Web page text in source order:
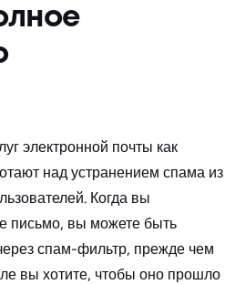
электронной почты как
над устранением спама из
Когда вы
письмо, вы можете быть
спам-фильтр, прежде чем
вы хотите, чтобы оно прошло